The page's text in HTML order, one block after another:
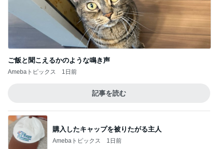
ご飯と聞こえるかのような鳴き声
Amebaトピックス 1日前
記事を読む
購入したキャップを被りたがる主人
Amebaトピックス 1日前